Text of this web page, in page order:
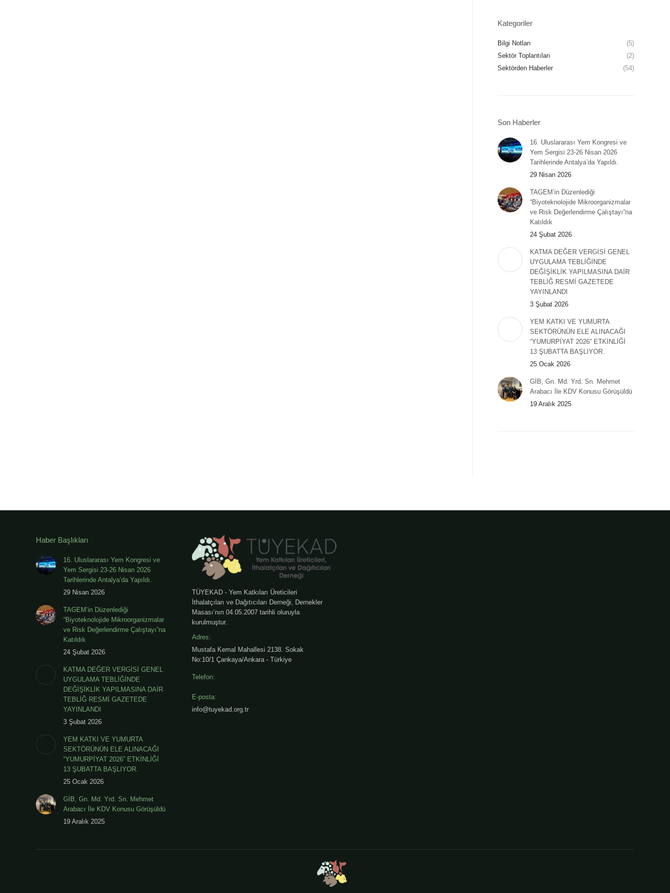
Kategoriler
Bilgi Notları
(5)
Sektör Toplantıları
(2)
Sektörden Haberler
(54)
Son Haberler
16. Uluslararası Yem Kongresi ve
Yem Sergisi 23-26 Nisan 2026
Tarihlerinde Antalya’da Yapıldı.
29 Nisan 2026
TAGEM’in Düzenlediği
“Biyoteknolojide Mikroorganizmalar
ve Risk Değerlendirme Çalıştayı”na
Katıldık
24 Şubat 2026
KATMA DEĞER VERGİSİ GENEL
UYGULAMA TEBLİĞİNDE
DEĞİŞİKLİK YAPILMASINA DAİR
TEBLİĞ RESMİ GAZETEDE
YAYINLANDI
3 Şubat 2026
YEM KATKI VE YUMURTA
SEKTÖRÜNÜN ELE ALINACAĞI
“YUMURPİYAT 2026” ETKİNLİĞİ
13 ŞUBATTA BAŞLIYOR.
25 Ocak 2026
GİB, Gn. Md. Yrd. Sn. Mehmet
Arabacı İle KDV Konusu Görüşüldü
19 Aralık 2025
Haber Başlıkları
16. Uluslararası Yem Kongresi ve
Yem Sergisi 23-26 Nisan 2026
Tarihlerinde Antalya’da Yapıldı.
29 Nisan 2026
TAGEM’in Düzenlediği
“Biyoteknolojide Mikroorganizmalar
ve Risk Değerlendirme Çalıştayı”na
Katıldık
24 Şubat 2026
KATMA DEĞER VERGİSİ GENEL
UYGULAMA TEBLİĞİNDE
DEĞİŞİKLİK YAPILMASINA DAİR
TEBLİĞ RESMİ GAZETEDE
YAYINLANDI
3 Şubat 2026
YEM KATKI VE YUMURTA
SEKTÖRÜNÜN ELE ALINACAĞI
“YUMURPİYAT 2026” ETKİNLİĞİ
13 ŞUBATTA BAŞLIYOR.
25 Ocak 2026
GİB, Gn. Md. Yrd. Sn. Mehmet
Arabacı İle KDV Konusu Görüşüldü
19 Aralık 2025
TÜYEKAD - Yem Katkıları Üreticileri
İthalatçıları ve Dağıtıcıları Derneği, Dernekler
Masası’nın 04.05.2007 tarihli oluruyla
kurulmuştur.
Adres:
Mustafa Kemal Mahallesi 2138. Sokak
No:10/1 Çankaya/Ankara - Türkiye
Telefon:
E-posta:
info@tuyekad.org.tr